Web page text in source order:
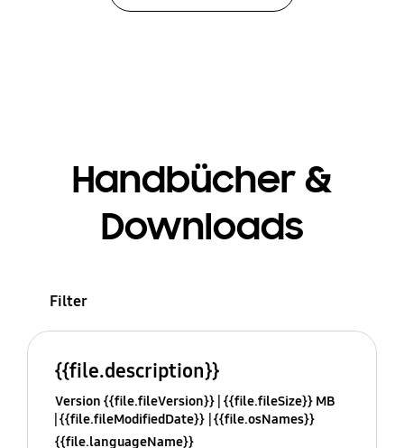
Handbücher &
Downloads
Filter
{{file.description}}
Version {{file.fileVersion}} {{file.fileSize}} MB
{{file.fileModifiedDate}} {{file.osNames}}
{{file.languageName}}